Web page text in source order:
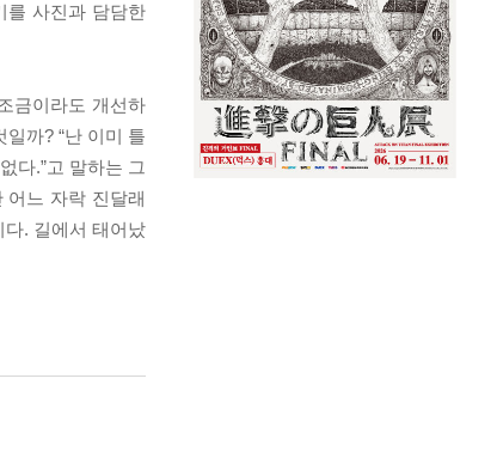
를 사진과 담담한
금이라도 개선하
까? “난 이미 틀
다.”고 말하는 그
어느 자락 진달래
. 길에서 태어났